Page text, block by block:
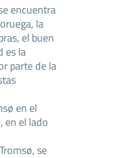
encuentra
la
el buen
es la
parte de la
en el
en el lado
se